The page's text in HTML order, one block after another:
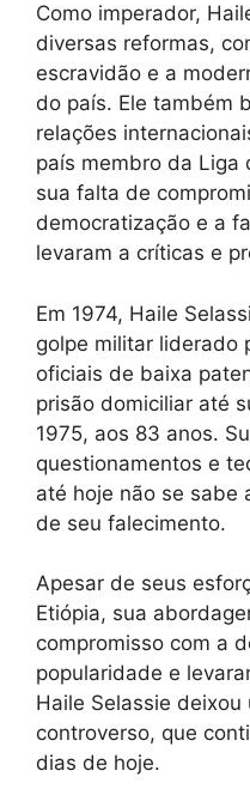
Como imperador,
diversas reformas,
escravidão e a
do país. Ele também
relações
país membro da Liga
sua falta de
democratização e a
levaram a críticas e
Em 1974, Haile
golpe militar liderado
oficiais de baixa
prisão domiciliar até
1975, aos 83 anos.
questionamentos e
até hoje não se sabe
de seu falecimento.
Apesar de seus
Etiópia, sua
compromisso com a
popularidade e
Haile Selassie
controverso, que
dias de hoje.